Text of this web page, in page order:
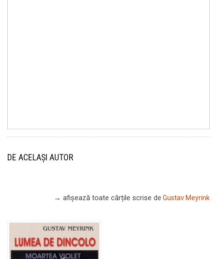
DE ACELAȘI AUTOR
→ afișează toate cărțile scrise de Gustav Meyrink